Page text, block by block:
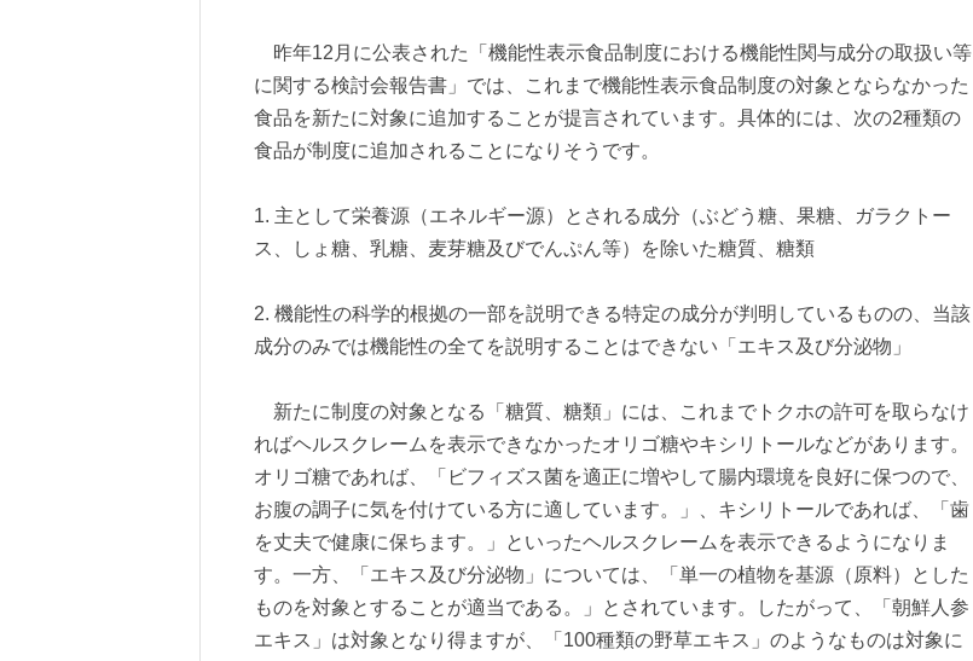
昨年12月に公表された「機能性表示食品制度における機能性関与成分の取扱い等
に関する検討会報告書」では、これまで機能性表示食品制度の対象とならなかった
食品を新たに対象に追加することが提言されています。具体的には、次の2種類の
食品が制度に追加されることになりそうです。
1. 主として栄養源（エネルギー源）とされる成分（ぶどう糖、果糖、ガラクトー
ス、しょ糖、乳糖、麦芽糖及びでんぷん等）を除いた糖質、糖類
2. 機能性の科学的根拠の一部を説明できる特定の成分が判明しているものの、当該
成分のみでは機能性の全てを説明することはできない「エキス及び分泌物」
新たに制度の対象となる「糖質、糖類」には、これまでトクホの許可を取らなけ
ればヘルスクレームを表示できなかったオリゴ糖やキシリトールなどがあります。
オリゴ糖であれば、「ビフィズス菌を適正に増やして腸内環境を良好に保つので、
お腹の調子に気を付けている方に適しています。」、キシリトールであれば、「歯
を丈夫で健康に保ちます。」といったヘルスクレームを表示できるようになりま
す。一方、「エキス及び分泌物」については、「単一の植物を基源（原料）とした
ものを対象とすることが適当である。」とされています。したがって、「朝鮮人参
エキス」は対象となり得ますが、「100種類の野草エキス」のようなものは対象に